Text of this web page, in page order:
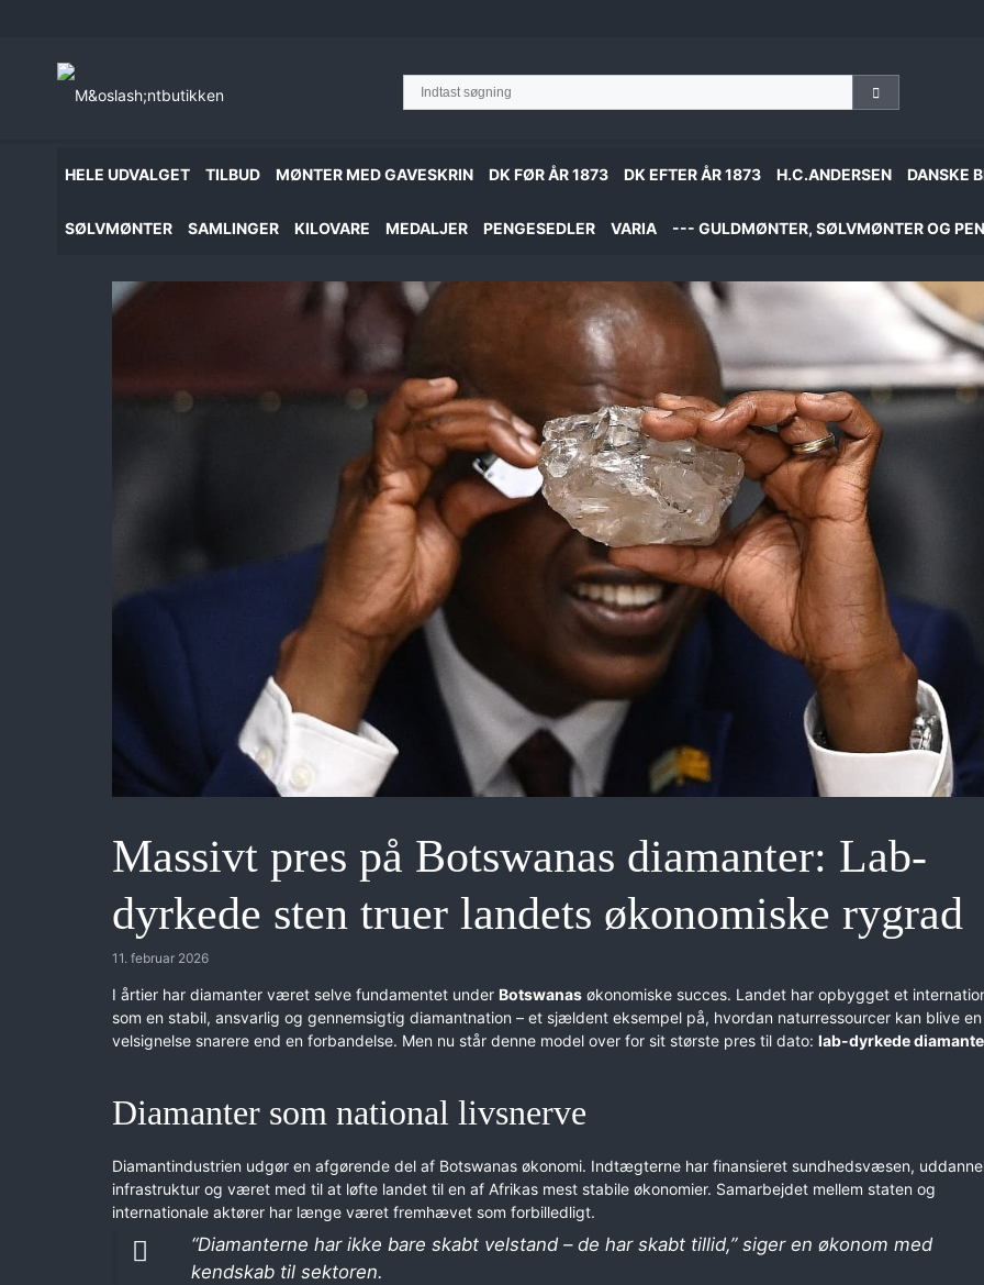
HELE UDVALGET TILBUD MØNTER MED GAVESKRIN DK FØR ÅR 1873 DK EFTER ÅR 1873 H.C.ANDERSEN DANSKE
SØLVMØNTER SAMLINGER KILOVARE MEDALJER PENGESEDLER VARIA --- GULDMØNTER, SØLVMØNTER OG
Massivt pres på Botswanas diamanter: Lab-
dyrkede sten truer landets økonomiske rygrad
11. februar 2026
I årtier har diamanter været selve fundamentet under Botswanas økonomiske succes. Landet har opbygget et
som en stabil, ansvarlig og gennemsigtig diamantnation – et sjældent eksempel på, hvordan naturressourcer kan blive en
velsignelse snarere end en forbandelse. Men nu står denne model over for sit største pres til dato: lab-dyrkede
Diamanter som national livsnerve
Diamantindustrien udgør en afgørende del af Botswanas økonomi. Indtægterne har finansieret sundhedsvæsen,
infrastruktur og været med til at løfte landet til en af Afrikas mest stabile økonomier. Samarbejdet mellem staten og
internationale aktører har længe været fremhævet som forbilledligt.
“Diamanterne har ikke bare skabt velstand – de har skabt tillid,” siger en økonom med
kendskab til sektoren.